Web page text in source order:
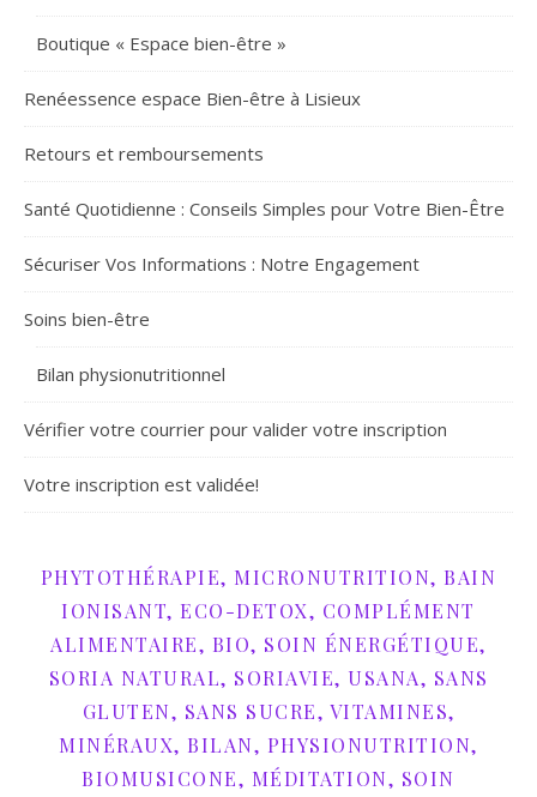
Boutique « Espace bien-être »
Renéessence espace Bien-être à Lisieux
Retours et remboursements
Santé Quotidienne : Conseils Simples pour Votre Bien-Être
Sécuriser Vos Informations : Notre Engagement
Soins bien-être
Bilan physionutritionnel
Vérifier votre courrier pour valider votre inscription
Votre inscription est validée!
PHYTOTHÉRAPIE, MICRONUTRITION, BAIN
IONISANT, ECO-DETOX, COMPLÉMENT
ALIMENTAIRE, BIO, SOIN ÉNERGÉTIQUE,
SORIA NATURAL, SORIAVIE, USANA, SANS
GLUTEN, SANS SUCRE, VITAMINES,
MINÉRAUX, BILAN, PHYSIONUTRITION,
BIOMUSICONE, MÉDITATION, SOIN